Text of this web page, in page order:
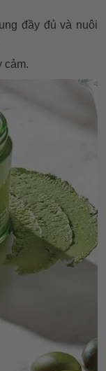
đầy đủ và nuôi
cảm.